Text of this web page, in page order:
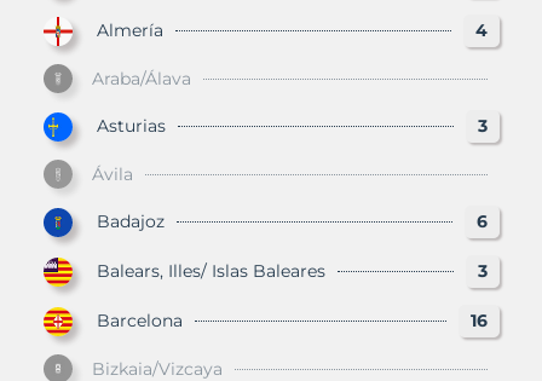
Almería 4
Araba/Álava
Asturias 3
Ávila
Badajoz 6
Balears, Illes/ Islas Baleares 3
Barcelona 16
Bizkaia/Vizcaya